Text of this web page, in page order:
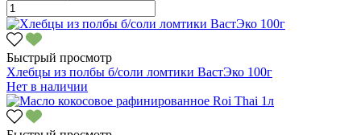
Быстрый просмотр
Хлебцы из полбы б/соли ломтики ВастЭко 100г
Нет в наличии